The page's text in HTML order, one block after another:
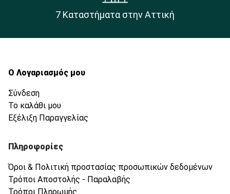
7 Καταστήματα στην Αττική
Ο Λογαριασμός μου
Σύνδεση
Το καλάθι μου
Εξέλιξη Παραγγελίας
Πληροφορίες
Όροι & Πολιτική προστασίας προσωπικών δεδομένων
Τρόποι Αποστολής - Παραλαβής
Τρόποι Πληρωμής